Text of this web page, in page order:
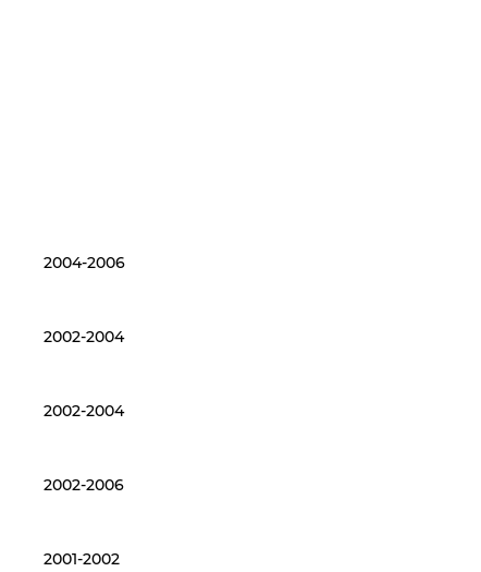
2004-2006
2002-2004
2002-2004
2002-2006
2001-2002